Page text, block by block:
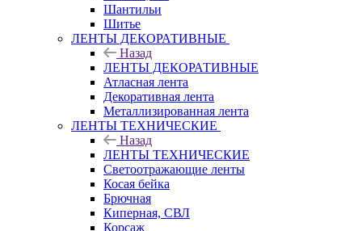
Шантильи
Шитье
ЛЕНТЫ ДЕКОРАТИВНЫЕ
Назад
ЛЕНТЫ ДЕКОРАТИВНЫЕ
Атласная лента
Декоративная лента
Металлизированная лента
ЛЕНТЫ ТЕХНИЧЕСКИЕ
Назад
ЛЕНТЫ ТЕХНИЧЕСКИЕ
Светоотражающие ленты
Косая бейка
Брючная
Киперная, СВЛ
Корсаж